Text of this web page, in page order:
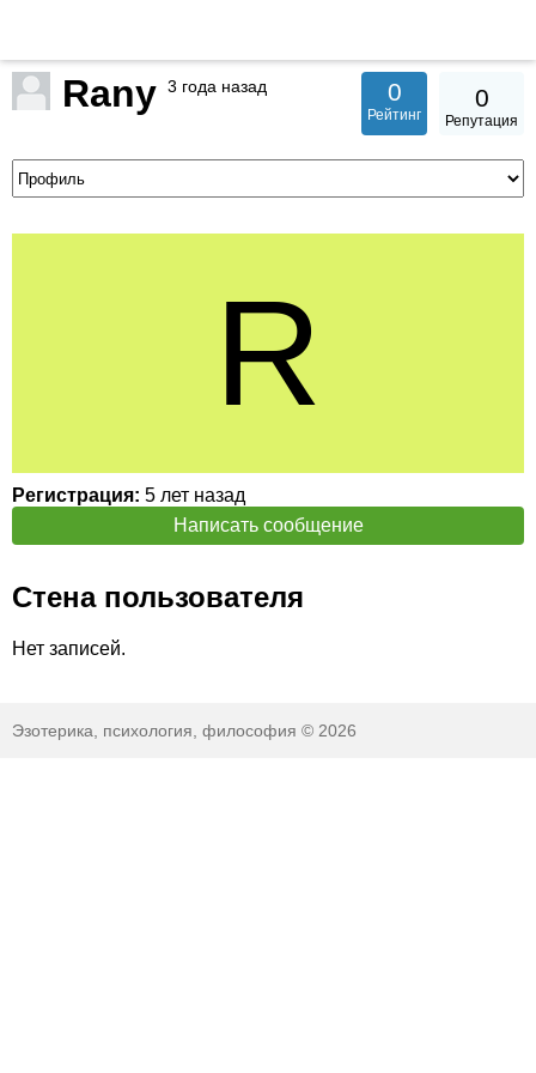
Rany 3 года назад 0
Рейтинг
0
Репутация
Регистрация: 5 лет назад
Написать сообщение
Стена пользователя
Нет записей.
Эзотерика, психология, философия © 2026